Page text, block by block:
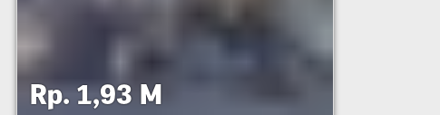
Rp. 1,93 M